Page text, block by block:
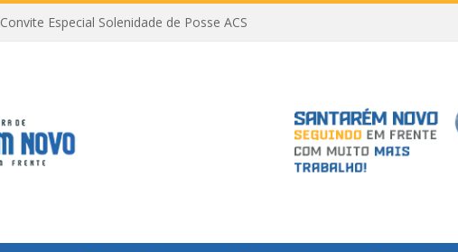
Convite Especial Solenidade de Posse ACS